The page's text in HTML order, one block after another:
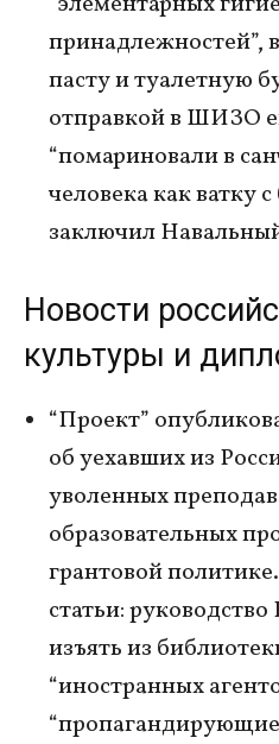
принадлежностей”,
пасту и туалетную
отправкой в ШИЗО
“помариновали в
человека как ватку
заключил
Новости
культуры и
“Проект”
об уехавших из
уволенных
образовательных
грантовой
статьи:
изъять из
“иностранных